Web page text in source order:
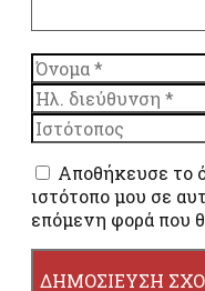
Όνομα
Αποθήκευσε το
ιστότοπο μου σε
επόμενη φορά που